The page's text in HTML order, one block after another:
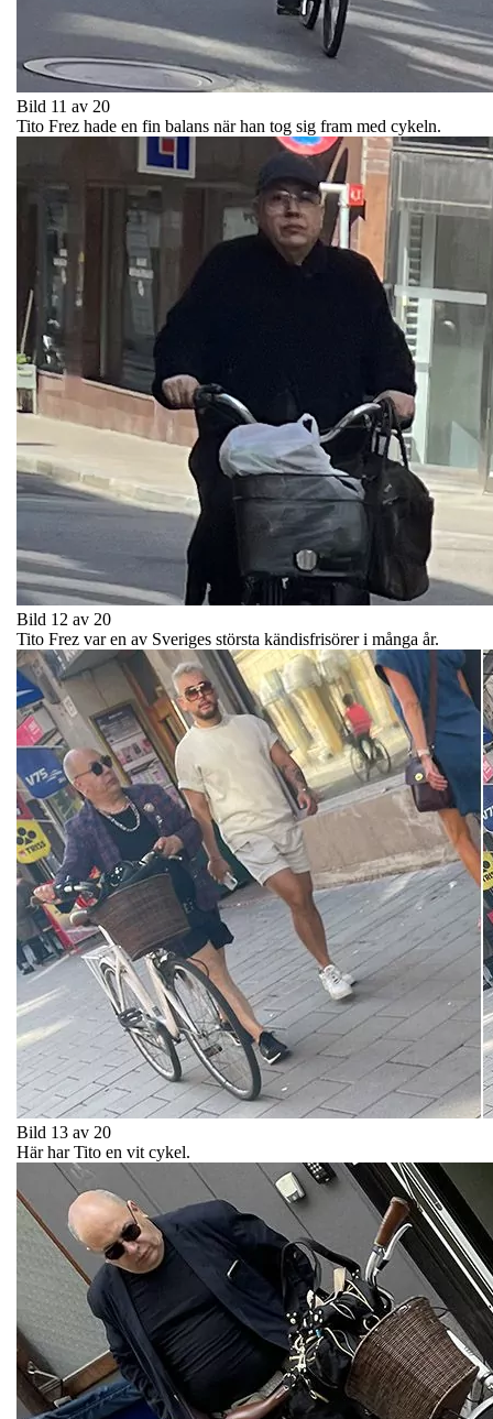
Bild 11 av 20
Tito Frez hade en fin balans när han tog sig fram med cykeln.
Bild 12 av 20
Tito Frez var en av Sveriges största kändisfrisörer i många år.
Bild 13 av 20
Här har Tito en vit cykel.